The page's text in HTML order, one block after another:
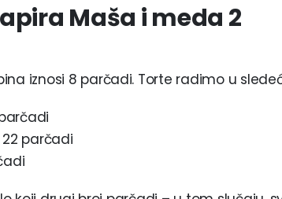
Maša i meda 2
iznosi 8 parčadi. Torte radimo u
parčadi
22 parčadi